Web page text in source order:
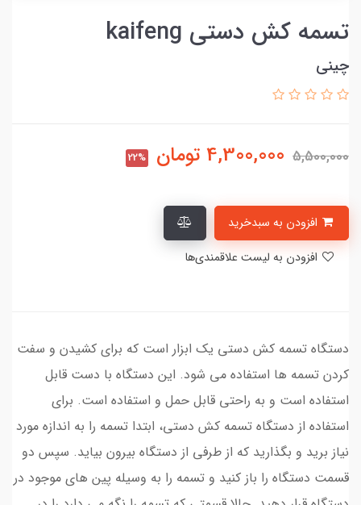
تسمه کش دستی kaifeng
چینی
5,500,000
4,300,000 تومان 22%
دستگاه تسمه کش دستی یک ابزار است که برای کشیدن و سفت
کردن تسمه ها استفاده می شود. این دستگاه با دست قابل
استفاده است و به راحتی قابل حمل و استفاده است. برای
استفاده از دستگاه تسمه کش دستی، ابتدا تسمه را به اندازه مورد
نیاز برید و بگذارید که از طرفی از دستگاه بیرون بیاید. سپس دو
قسمت دستگاه را باز کنید و تسمه را به وسیله پین های موجود در